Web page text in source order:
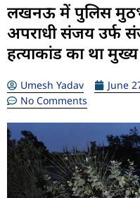
लखनऊ में पुलिस
अपराधी संजय उर्फ
हत्याकांड का था
Umesh Yadav June
No Comments